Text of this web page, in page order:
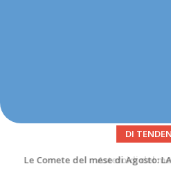
DI
Asteroidi del mese